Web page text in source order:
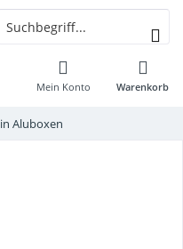
Warenkorb
Mein Konto
Aluboxen